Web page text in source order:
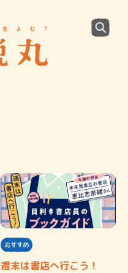
おすすめ
週末は書店へ行こう！